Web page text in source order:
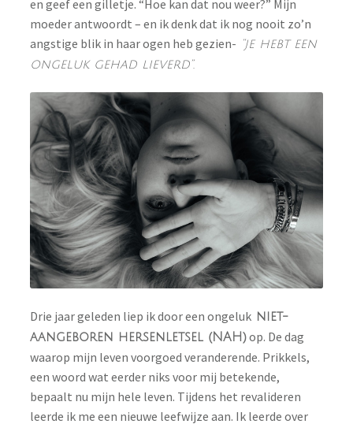
en geef een gilletje. “Hoe kan dat nou weer?” Mijn
moeder antwoordt – en ik denk dat ik nog nooit zo’n
angstige blik in haar ogen heb gezien- “je hebt een
ongeluk gehad lieverd”.
Drie jaar geleden liep ik door een ongelukniet-
aangeboren hersenletsel (NAH)op. De dag
waarop mijn leven voorgoed veranderende. Prikkels,
een woord wat eerder niks voor mij betekende,
bepaalt nu mijn hele leven. Tijdens het revalideren
leerde ik me een nieuwe leefwijze aan. Ik leerde over